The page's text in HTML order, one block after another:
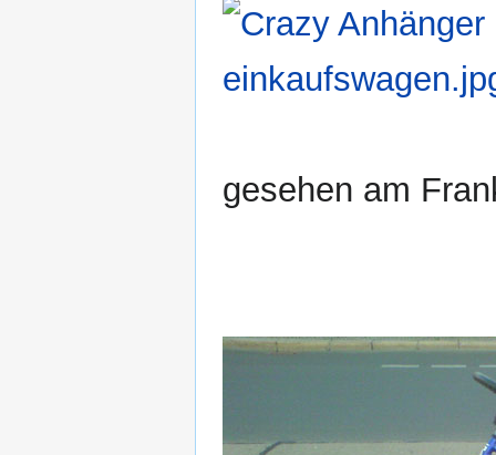
gesehen am